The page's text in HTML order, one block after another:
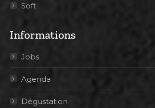
Soft
Informations
Jobs
Agenda
Dégustation